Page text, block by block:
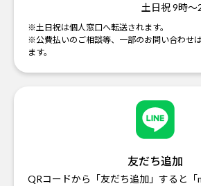
土日祝 9時～
※土日祝は個人窓口へ転送されます。
※公費払いのご相談等、一部のお問い合わせ
ます。
友だち追加
QRコードから「友だち追加」すると「